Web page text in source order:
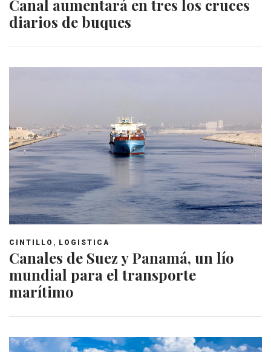
Canal aumentará en tres los cruces
diarios de buques
CINTILLO , LOGISTICA
Canales de Suez y Panamá, un lío
mundial para el transporte
marítimo